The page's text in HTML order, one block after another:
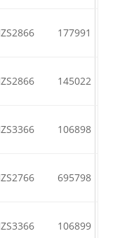
177991
145022
106898
695798
106899